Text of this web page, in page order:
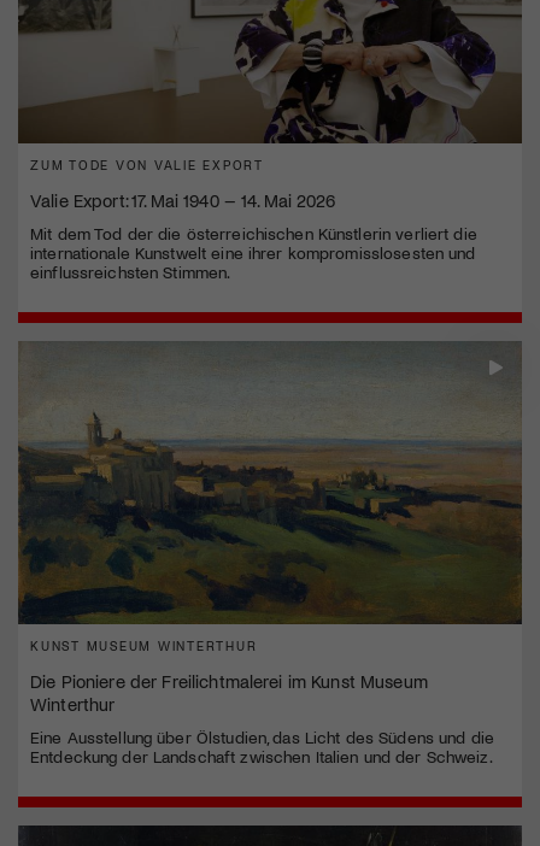
ZUM TODE VON VALIE EXPORT
Valie Export: 17. Mai 1940 – 14. Mai 2026
Mit dem Tod der die österreichischen Künstlerin verliert die
internationale Kunstwelt eine ihrer kompromisslosesten und
einflussreichsten Stimmen.
KUNST MUSEUM WINTERTHUR
Die Pioniere der Freilichtmalerei im Kunst Museum
Winterthur
Eine Ausstellung über Ölstudien, das Licht des Südens und die
Entdeckung der Landschaft zwischen Italien und der Schweiz.